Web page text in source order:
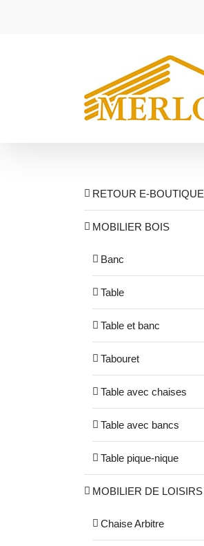
RETOUR E-BOUTIQUE
MOBILIER BOIS
Banc
Table
Table et banc
Tabouret
Table avec chaises
Table avec bancs
Table pique-nique
MOBILIER DE LOISIRS
Chaise Arbitre